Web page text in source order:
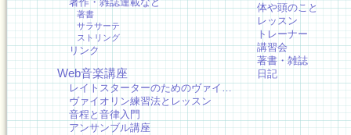
著書
サラサーテ
ストリング
リンク
Web音楽講座
レイトスターターのためのヴァイ…
ヴァイオリン練習法とレッスン
音程と音律入門
アンサンブル講座
体や頭のこと
レッスン
トレーナー
講習会
著書・雑誌
日記